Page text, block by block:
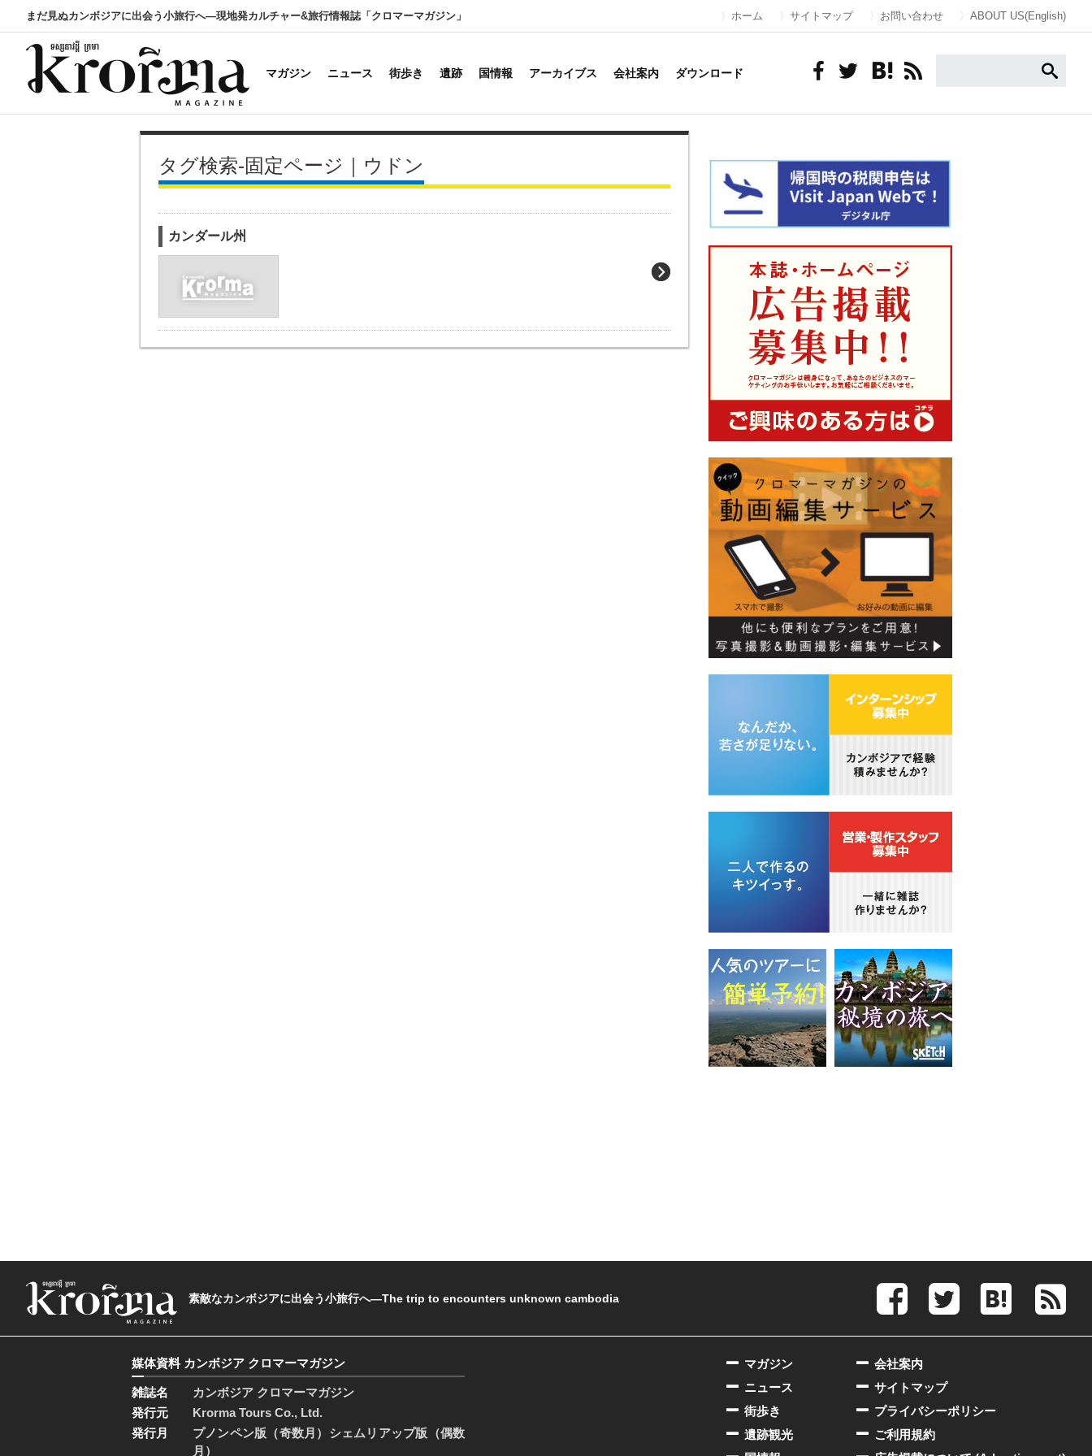
まだ見ぬカンボジアに出会う小旅行へ―現地発カルチャー&旅行情報誌「クロマーマガジン」 ホーム サイトマップ お問い合わせ ABOUT US(English)
マガジン ニュース 街歩き 遺跡 国情報 アーカイブス 会社案内 ダウンロード
タグ検索-固定ページ｜ウドン
カンダール州
素敵なカンボジアに出会う小旅行へ―The trip to encounters unknown cambodia
媒体資料 カンボジア クロマーマガジン
雑誌名
カンボジア クロマーマガジン
発行元
Krorma Tours Co., Ltd.
発行月
プノンペン版（奇数月）シェムリアップ版（偶数
月）
会社案内
サイトマップ
プライバシーポリシー
ご利用規約
マガジン
ニュース
街歩き
遺跡観光